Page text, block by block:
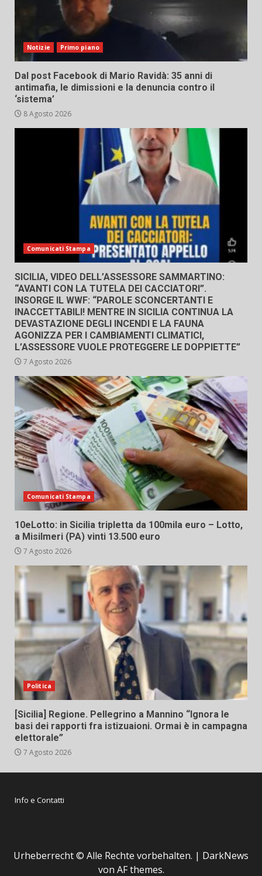
Notizie Primo piano
Dal post Facebook di Mario Ravidà: 35 anni di
antimafia, le dimissioni e la denuncia contro il
‘sistema’
8 Agosto 2026
Comunicati Stampa
SICILIA, VIDEO DELL’ASSESSORE SAMMARTINO:
“AVANTI CON LA TUTELA DEI CACCIATORI”.
INSORGE IL WWF: “PAROLE SCONCERTANTI E
INACCETTABILI! MENTRE IN SICILIA CONTINUA LA
DEVASTAZIONE DEGLI INCENDI E LA FAUNA
AGONIZZA PER I CAMBIAMENTI CLIMATICI,
L’ASSESSORE VUOLE PROTEGGERE LE DOPPIETTE”
7 Agosto 2026
Comunicati Stampa
10eLotto: in Sicilia tripletta da 100mila euro – Lotto,
a Misilmeri (PA) vinti 13.500 euro
7 Agosto 2026
Politica
[Sicilia] Regione. Pellegrino a Mannino “Ignora le
basi dei rapporti fra istizuaioni. Ormai è in campagna
elettorale”
7 Agosto 2026
Info e Contatti
Urheberrecht © Alle Rechte vorbehalten. | DarkNews
von AF themes.